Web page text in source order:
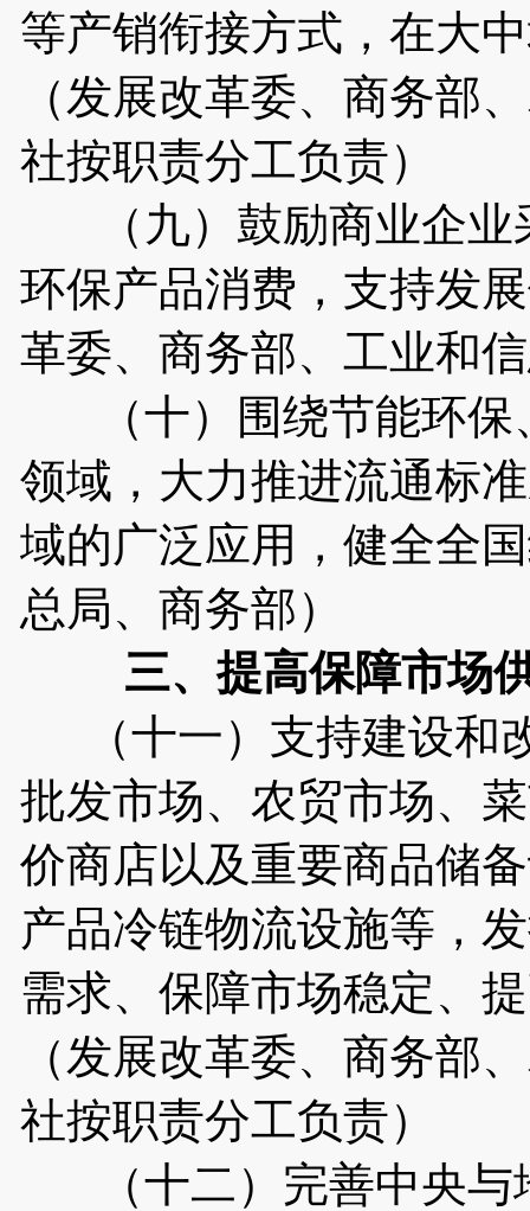
等产销衔接方式，在大
（发展改革委、商务部
社按职责分工负责）
（九）鼓励商业企业
环保产品消费，支持发
革委、商务部、工业和
（十）围绕节能环保
领域，大力推进流通标
域的广泛应用，健全全
总局、商务部）
三、提高保障市场
（十一）支持建设和
批发市场、农贸市场、
价商店以及重要商品储
产品冷链物流设施等，
需求、保障市场稳定、
（发展改革委、商务部
社按职责分工负责）
（十二）完善中央与